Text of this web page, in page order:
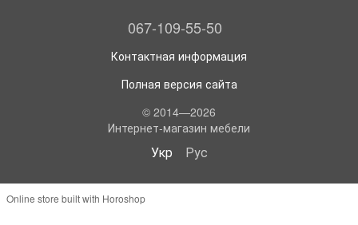
067-109-55-50
Контактная информация
Полная версия сайта
© 2014—2026
Интернет-магазин мебели
Укр Рус
Online store built with Horoshop